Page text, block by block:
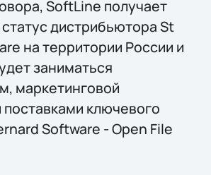
SoftLine получает
дистрибьютора St
на территории России и
заниматься
маркетинговой
ключевого
Software - Open File